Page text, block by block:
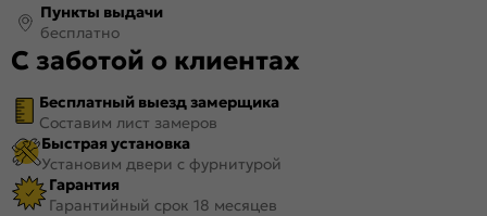
Пункты выдачи
бесплатно
С заботой о клиентах
Бесплатный выезд замерщика
Составим лист замеров
Быстрая установка
Установим двери с фурнитурой
Гарантия
Гарантийный срок 18 месяцев